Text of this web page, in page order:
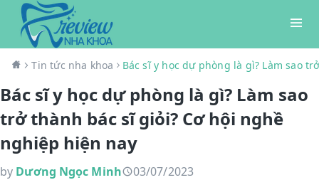
Tin tức nha khoa Bác sĩ y học dự phòng là gì? Làm sao
Bác sĩ y học dự phòng là gì? Làm sao
trở thành bác sĩ giỏi? Cơ hội nghề
nghiệp hiện nay
by Dương Ngọc Minh 03/07/2023